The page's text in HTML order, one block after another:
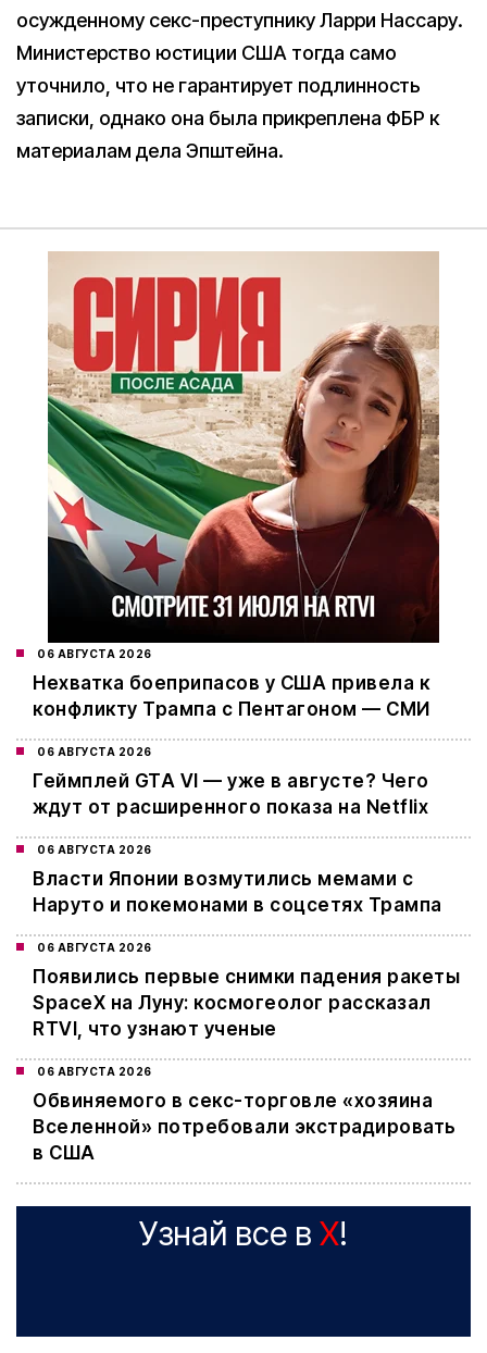
осужденному секс-преступнику Ларри Нассару.
Министерство юстиции США тогда само
уточнило, что не гарантирует подлинность
записки, однако она была прикреплена ФБР к
материалам дела Эпштейна.
06 АВГУСТА 2026
Нехватка боеприпасов у США привела к
конфликту Трампа с Пентагоном — СМИ
06 АВГУСТА 2026
Геймплей GTA VI — уже в августе? Чего
ждут от расширенного показа на Netflix
06 АВГУСТА 2026
Власти Японии возмутились мемами с
Наруто и покемонами в соцсетях Трампа
06 АВГУСТА 2026
Появились первые снимки падения ракеты
SpaceX на Луну: космогеолог рассказал
RTVI, что узнают ученые
06 АВГУСТА 2026
Обвиняемого в секс-торговле «хозяина
Вселенной» потребовали экстрадировать
в США
Узнай все в X!